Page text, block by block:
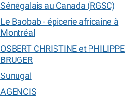
Sénégalais au Canada (RGSC)
Le Baobab - épicerie africaine à
Montréal
OSBERT CHRISTINE et PHILIPPE
BRUGER
Sunugal
AGENCIS